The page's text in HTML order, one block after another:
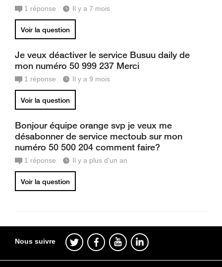
1 réponse Il y a 7 mois
Voir la question
Je veux déactiver le service Busuu daily de
mon numéro 50 999 237 Merci
1 réponse Il y a 9 mois
Voir la question
Bonjour équipe orange svp je veux me
désabonner de service mectoub sur mon
numéro 50 500 204 comment faire?
1 réponse Il y a plus d'un an
Voir la question
Nous suivre